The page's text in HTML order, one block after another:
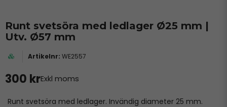
Runt svetsöra med ledlager Ø25 mm |
Utv. Ø57 mm
WE2557
300 krExkl moms
Runt svetsöra med ledlager. Invändig diameter 25 mm.